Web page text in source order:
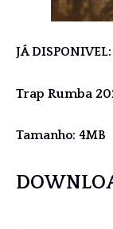
JÁ
Trap Rumba
Tamanho: 4MB